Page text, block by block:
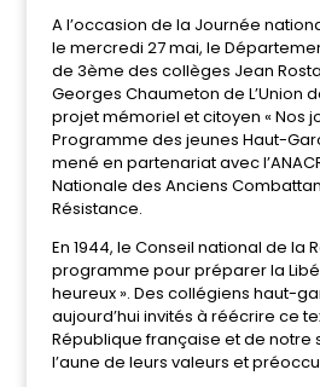
A l’occasion de la Journée
le mercredi 27 mai, le
de 3ème des collèges Jean
Georges Chaumeton de L’Union
projet mémoriel et citoyen « Nos
Programme des jeunes Haut-
mené en partenariat avec
Nationale des Anciens
Résistance.
En 1944, le Conseil national de la
programme pour préparer la
heureux ». Des collégiens haut-
aujourd’hui invités à réécrire ce
République française et de notre
l’aune de leurs valeurs et